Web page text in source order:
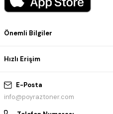
E-Posta
info@poyraztoner.com
Önemli Bilgiler
Hızlı Erişim